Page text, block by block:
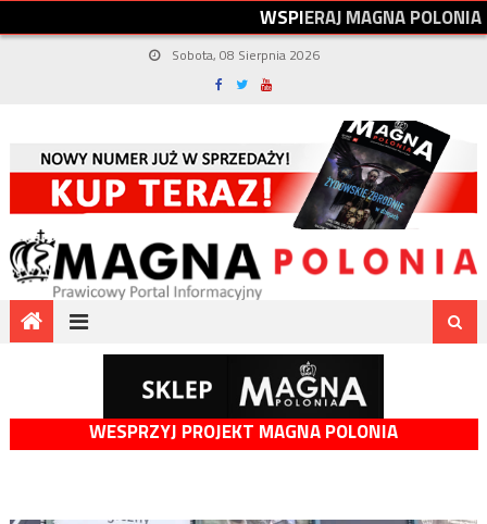
WSPIERAJMAGNAPOLONIA
Sobota, 08 Sierpnia 2026
WESPRZYJ PROJEKT MAGNA POLONIA